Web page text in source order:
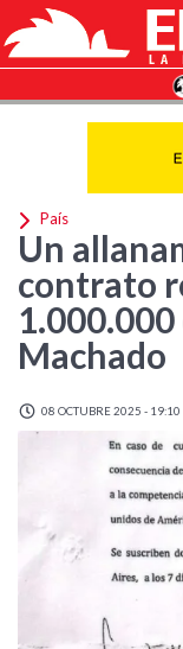
País
Un
contrato
Machado
08 OCTUBRE 2025 - 19:10